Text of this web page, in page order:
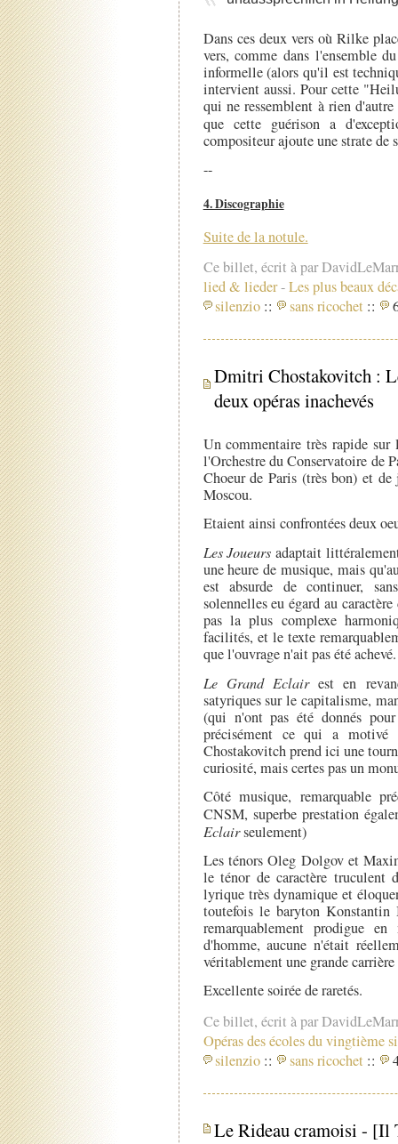
Dans ces deux vers où Rilke
vers, comme dans l'ensemble
informelle (alors qu'il est
intervient aussi. Pour cette
qui ne ressemblent à rien
que cette guérison a
compositeur ajoute une strate de
--
4. Discographie
Suite de la notule.
Ce billet, écrit à par
lied & lieder-Les plus beaux
silenzio :: sans ricochet ::
Dmitri Chostakovitch :
deux opéras inachevés
Un commentaire très rapide
l'Orchestre du Conservatoire de
Choeur de Paris (très bon) et
Moscou.
Etaient ainsi confrontées deux
Les Joueurs adaptait
une heure de musique, mais
est absurde de continuer,
solennelles eu égard au
pas la plus complexe
facilités, et le texte
que l'ouvrage n'ait pas été achevé.
Le Grand Eclairest en
satyriques sur le capitalisme,
(qui n'ont pas été donnés
précisément ce qui a
Chostakovitch prend ici une
curiosité, mais certes pas un
Côté musique, remarquable
CNSM, superbe prestation
Eclairseulement)
Les ténors Oleg Dolgov et
le ténor de caractère
lyrique très dynamique et
toutefois le baryton Konstantin
remarquablement prodigue
d'homme, aucune n'était
véritablement une grande
Excellente soirée de raretés.
Ce billet, écrit à par
Opéras des écoles du vingtième
silenzio :: sans ricochet ::
Le Rideau cramoisi - [Il